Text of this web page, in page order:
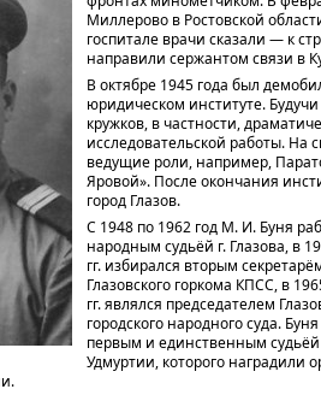
Миллерово в Ростовской
госпитале врачи сказали — к
направили сержантом связи в
В октябре 1945 года был
юридическом институте.
кружков, в частности,
исследовательской работы. На
ведущие роли, например,
Яровой». После окончания
город Глазов.
С 1948 по 1962 год М. И. Буня
народным судьёй г. Глазова, в
гг. избирался вторым
Глазовского горкома КПСС, в
гг. являлся председателем
городского народного суда. Буня
первым и единственным
Удмуртии, которого наградили